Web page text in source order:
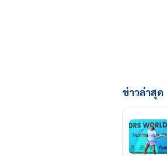
ข่าวล่าสุด